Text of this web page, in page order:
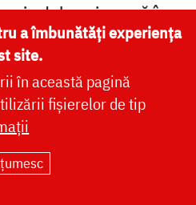
duhovnicească în
Neamțului, la
Mănăstirii
IPS Teofan: „O
din slava lui
să coboare
sufletele noastre!”
a îmbunătăți experiența
site.
în această pagină
fișierelor de tip